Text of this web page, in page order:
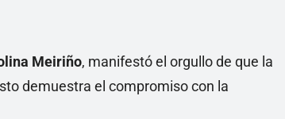
Meiriño, manifestó el orgullo de que la
demuestra el compromiso con la